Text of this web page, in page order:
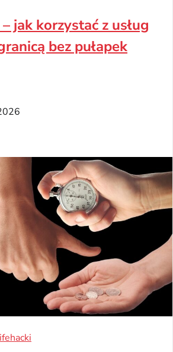
jak korzystać z usług
bez pułapek